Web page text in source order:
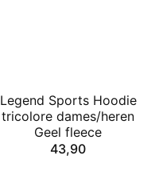
Legend Sports Hoodie
tricolore dames/heren
Geel fleece
43,90